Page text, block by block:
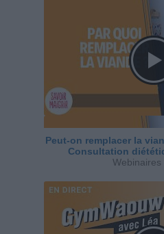
Peut-on remplacer la
Consultation
Webinaires